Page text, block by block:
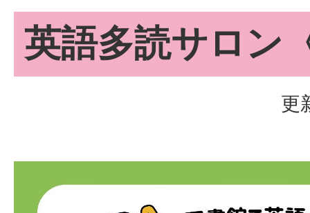
英語多読サロン
更